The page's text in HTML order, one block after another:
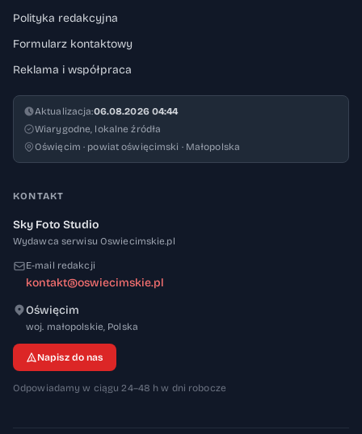
Polityka redakcyjna
Formularz kontaktowy
Reklama i współpraca
Aktualizacja:06.08.2026 04:44
Wiarygodne, lokalne źródła
Oświęcim · powiat oświęcimski · Małopolska
KONTAKT
Sky Foto Studio
Wydawca serwisu Oswiecimskie.pl
E-mail redakcji
kontakt@oswiecimskie.pl
Oświęcim
woj. małopolskie, 32-600
Polska
Napisz do nas
Odpowiadamy w ciągu 24–48 h w dni robocze